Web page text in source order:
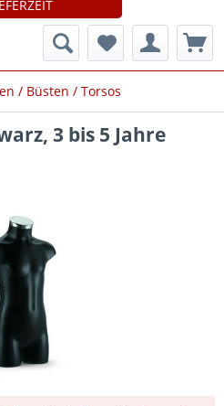
/ Büsten / Torsos
3 bis 5 Jahre